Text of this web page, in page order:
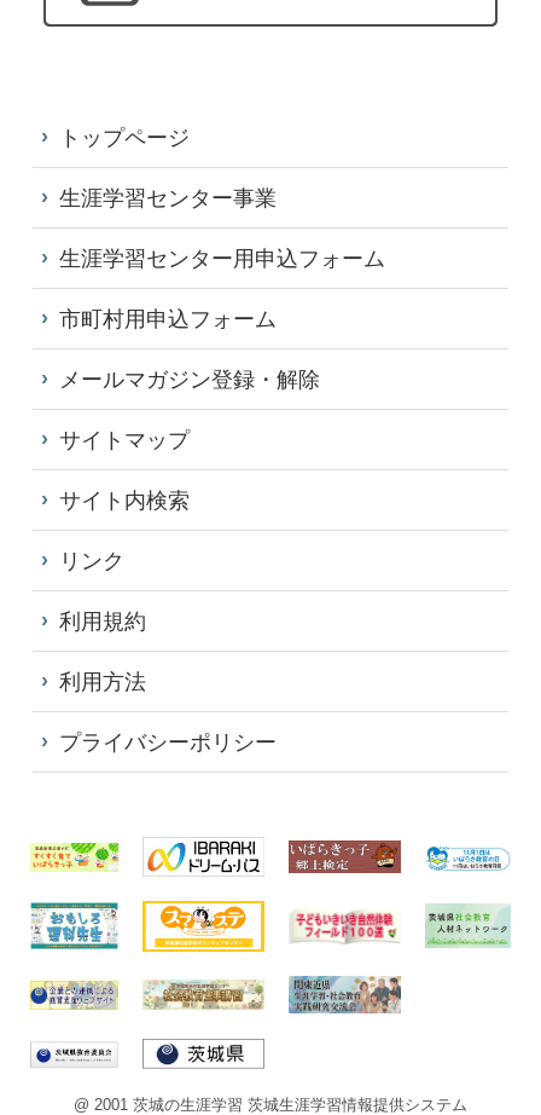
トップページ
生涯学習センター事業
生涯学習センター用申込フォーム
市町村用申込フォーム
メールマガジン登録・解除
サイトマップ
サイト内検索
リンク
利用規約
利用方法
プライバシーポリシー
@ 2001 茨城の生涯学習 茨城生涯学習情報提供システム